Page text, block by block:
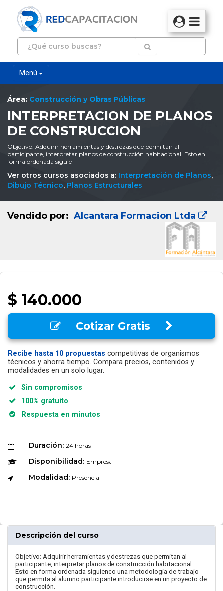
Menú
Área: Construcción y Obras Públicas
INTERPRETACION DE PLANOS
DE CONSTRUCCION
Objetivo: Adquirir herramientas y destrezas que permitan al
participante, interpretar planos de construcción habitacional. Esto en
forma ordenada siguie
Ver otros cursos asociados a: Interpretación de Planos,
Dibujo Técnico, Planos Estructurales
Vendido por: Alcantara Formacion Ltda
$ 140.000
Cotizar Gratis
Recibe hasta 10 propuestas competitivas de organismos
técnicos y ahorra tiempo. Compara precios, contenidos y
modalidades en un solo lugar.
Sin compromisos
100% gratuito
Respuesta en minutos
Duración: 24 horas
Disponibilidad: Empresa
Modalidad: Presencial
Descripción del curso
Objetivo: Adquirir herramientas y destrezas que permitan al
participante, interpretar planos de construcción habitacional.
Esto en forma ordenada siguiendo una metodología de trabajo
que permita al alumno participante introducirse en un proyecto de
construcción.